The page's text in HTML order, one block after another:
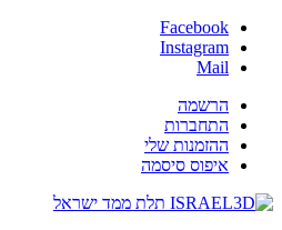
Facebook
Instagram
Mail
הרשמה
התחברות
ההזמנות שלי
איפוס סיסמה